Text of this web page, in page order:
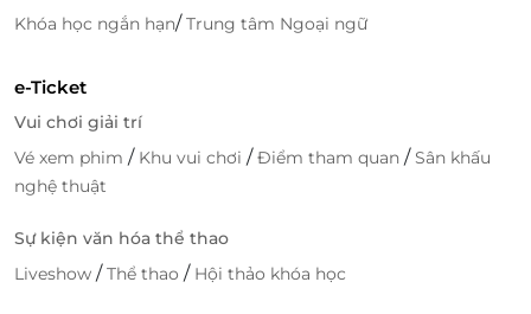
Khóa học ngắn hạn/Trung tâm Ngoại ngữ
e-Ticket
Vui chơi giải trí
Vé xem phim / Khu vui chơi /Điểm tham quan /Sân khấu
nghệ thuật
Sự kiện văn hóa thể thao
Liveshow /Thể thao / Hội thảo khóa học